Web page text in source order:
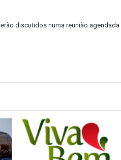
discutidos numa reunião